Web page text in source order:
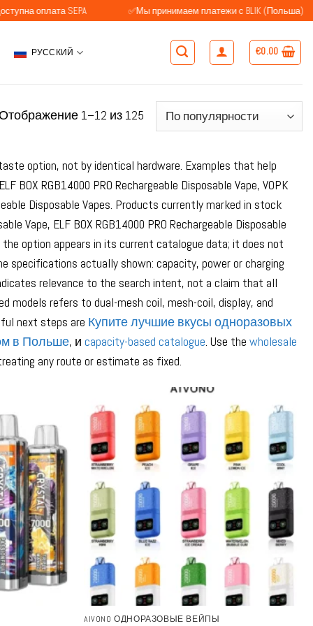
SEPA ✅Мы принимаем платежи с BLIK (Польша)
РУССКИЙ €0.00
1–12 из 125Сортировка:
по
option, not by identical hardware. Examples that help
BOX RGB14000 PRO Rechargeable Disposable Vape, VOPK
Disposable Vapes. Products currently marked in stock
Vape, ELF BOX RGB14000 PRO Rechargeable Disposable
the option appears in its current catalogue data; it does not
specifications actually shown: capacity, power or charging
relevance to the search intent, not a claim that all
models refers to dual-mesh coil, mesh-coil, display, and
next steps are Купите лучшие вкусы одноразовых
в Польше, и capacity-based catalogue. Use the wholesale
any route or estimate as fixed.
AIVONO ОДНОРАЗОВЫЕ ВЕЙПЫ